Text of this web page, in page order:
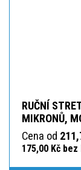
RUČNÍ
MIKRONŮ,
Cena od
175,00 Kč bez